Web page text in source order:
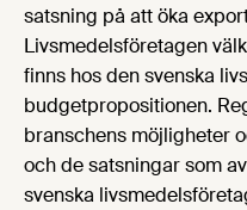
satsning på att öka
Livsmedelsföretagen
finns hos den svenska
budgetpropositionen.
branschens möjligheter
och de satsningar som
svenska